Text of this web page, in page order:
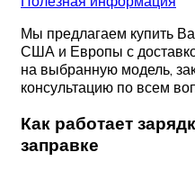
Мы предлагаем купить
США и Европы с
на выбранную модель,
консультацию по всем
Как работает
заправке